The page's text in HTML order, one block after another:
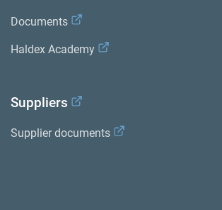
Documents
Haldex Academy
Suppliers
Supplier documents